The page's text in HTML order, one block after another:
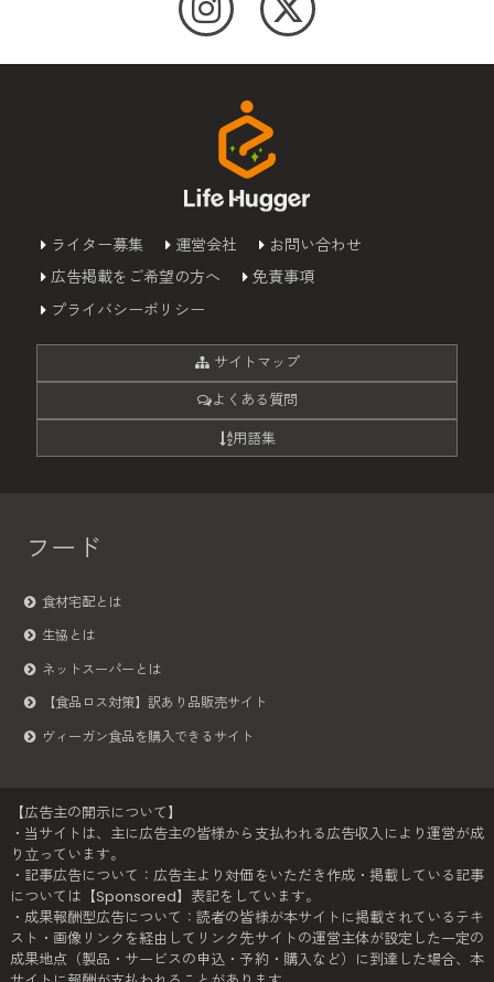
ライター募集 運営会社
お問い合わせ
広告掲載をご希望の方へ
免責事項
プライバシーポリシー
サイトマップ
よくある質問
用語集
フード
食材宅配とは
生協とは
ネットスーパーとは
【食品ロス対策】訳あり品販売サイト
ヴィーガン食品を購入できるサイト
【広告主の開示について】
・当サイトは、主に広告主の皆様から支払われる広告収入により運営が成
り立っています。
・記事広告について：広告主より対価をいただき作成・掲載している記事
については【Sponsored】表記をしています。
・成果報酬型広告について：読者の皆様が本サイトに掲載されているテキ
スト・画像リンクを経由してリンク先サイトの運営主体が設定した一定の
成果地点（製品・サービスの申込・予約・購入など）に到達した場合、本